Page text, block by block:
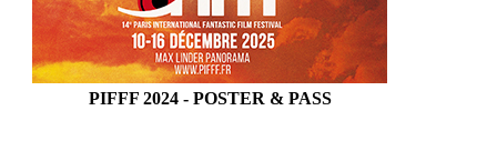
PIFFF 2024 - POSTER & PASS